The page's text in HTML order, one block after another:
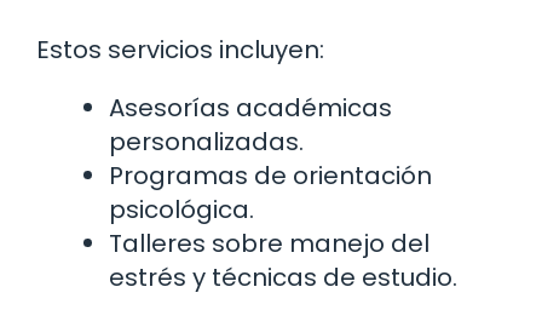
Estos servicios incluyen:
Asesorías académicas
personalizadas.
Programas de orientación
psicológica.
Talleres sobre manejo del
estrés y técnicas de estudio.